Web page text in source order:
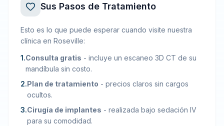
Sus Pasos de Tratamiento
Esto es lo que puede esperar cuando visite nuestra
clínica en Roseville:
1.Consulta gratis - incluye un escaneo 3D CT de su
mandíbula sin costo.
2.Plan de tratamiento - precios claros sin cargos
ocultos.
3.Cirugía de implantes - realizada bajo sedación IV
para su comodidad.